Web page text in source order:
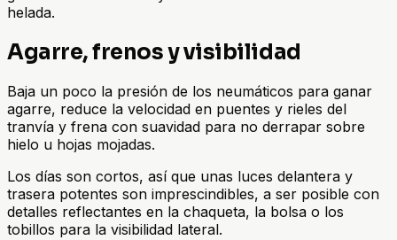
helada.
Agarre, frenos y visibilidad
Baja un poco la presión de los neumáticos para ganar
agarre, reduce la velocidad en puentes y rieles del
tranvía y frena con suavidad para no derrapar sobre
hielo u hojas mojadas.
Los días son cortos, así que unas luces delantera y
trasera potentes son imprescindibles, a ser posible con
detalles reflectantes en la chaqueta, la bolsa o los
tobillos para la visibilidad lateral.